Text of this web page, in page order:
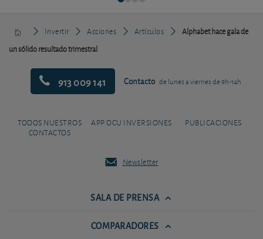
Invertir Acciones Artículos
Alphabet hace gala de
un sólido resultado trimestral
913 009 141 Contacto de lunes a viernes de 9h-14h
TODOS NUESTROS
CONTACTOS
APP OCU INVERSIONES PUBLICACIONES
Newsletter
SALA DE PRENSA
COMPARADORES